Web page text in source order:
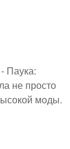
Паука:
не просто
моды.